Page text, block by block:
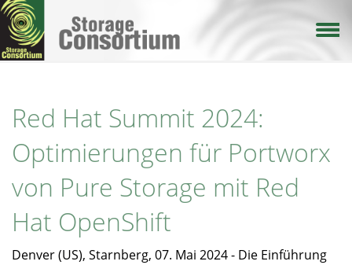
Direkt
zum
Inhalt
Red Hat Summit 2024:
Optimierungen für Portworx
von Pure Storage mit Red
Hat OpenShift
Denver (US), Starnberg, 07. Mai 2024 - Die Einführung